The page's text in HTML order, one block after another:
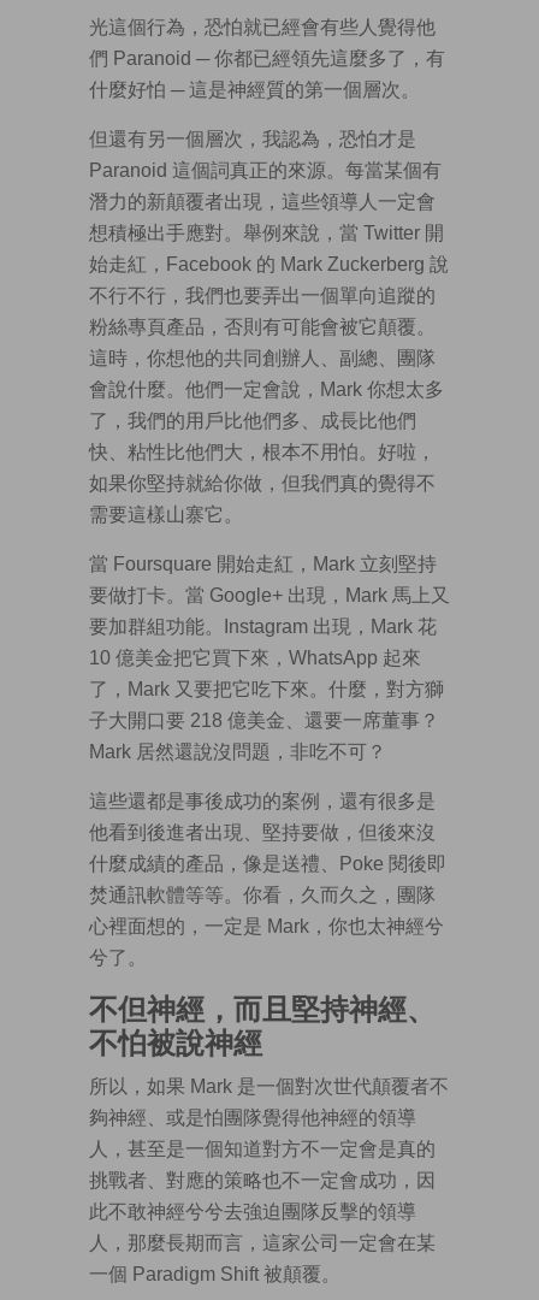
光這個行為，恐怕就已經會有些人覺得他
們 Paranoid ─ 你都已經領先這麼多了，有
什麼好怕 ─ 這是神經質的第一個層次。
但還有另一個層次，我認為，恐怕才是
Paranoid 這個詞真正的來源。每當某個有
潛力的新顛覆者出現，這些領導人一定會
想積極出手應對。舉例來說，當 Twitter 開
始走紅，Facebook 的 Mark Zuckerberg 說
不行不行，我們也要弄出一個單向追蹤的
粉絲專頁產品，否則有可能會被它顛覆。
這時，你想他的共同創辦人、副總、團隊
會說什麼。他們一定會說，Mark 你想太多
了，我們的用戶比他們多、成長比他們
快、粘性比他們大，根本不用怕。好啦，
如果你堅持就給你做，但我們真的覺得不
需要這樣山寨它。
當 Foursquare 開始走紅，Mark 立刻堅持
要做打卡。當 Google+ 出現，Mark 馬上又
要加群組功能。Instagram 出現，Mark 花
10 億美金把它買下來，WhatsApp 起來
了，Mark 又要把它吃下來。什麼，對方獅
子大開口要 218 億美金、還要一席董事？
Mark 居然還說沒問題，非吃不可？
這些還都是事後成功的案例，還有很多是
他看到後進者出現、堅持要做，但後來沒
什麼成績的產品，像是送禮、Poke 閱後即
焚通訊軟體等等。你看，久而久之，團隊
心裡面想的，一定是 Mark，你也太神經兮
兮了。
不但神經，而且堅持神經、
不怕被說神經
所以，如果 Mark 是一個對次世代顛覆者不
夠神經、或是怕團隊覺得他神經的領導
人，甚至是一個知道對方不一定會是真的
挑戰者、對應的策略也不一定會成功，因
此不敢神經兮兮去強迫團隊反擊的領導
人，那麼長期而言，這家公司一定會在某
一個 Paradigm Shift 被顛覆。